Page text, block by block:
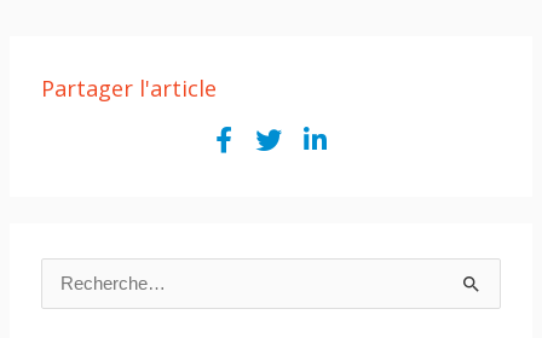
Partager l'article